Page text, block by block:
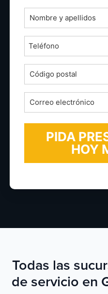
Nombre
completo
*Teléfono
Código
postal
*Correo
electrónico
*
Todas las
de servicio en